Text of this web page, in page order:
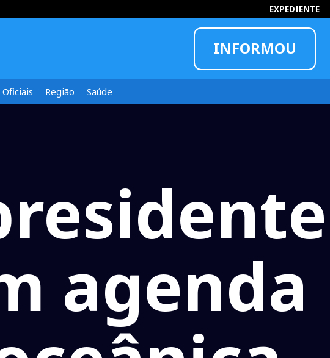
EXPEDIENTE
INFORMOU
Região Saúde
agenda